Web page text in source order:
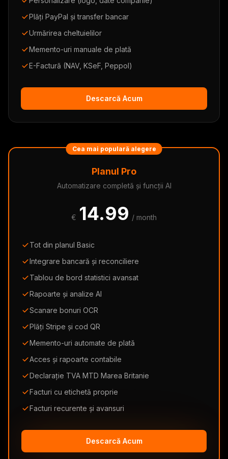
Plăți PayPal și transfer bancar
Urmărirea cheltuielilor
Memento-uri manuale de plată
E-Factură (NAV, KSeF, Peppol)
Descarcă Acum
Cea mai populară alegere
Planul Pro
Automatizare completă și funcții AI
€ 14.99 / month
Tot din planul Basic
Integrare bancară și reconciliere
Tablou de bord statistici avansat
Rapoarte și analize AI
Scanare bonuri OCR
Plăți Stripe și cod QR
Memento-uri automate de plată
Acces și rapoarte contabile
Declarație TVA MTD Marea Britanie
Facturi cu etichetă proprie
Facturi recurente și avansuri
Descarcă Acum